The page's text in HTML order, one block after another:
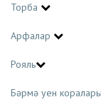
Торба
Арфалар
Рояль
Бәрмә уен коралары